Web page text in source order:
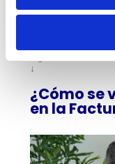
Con este
Vamos a poner
↓
¿Cómo se
en la